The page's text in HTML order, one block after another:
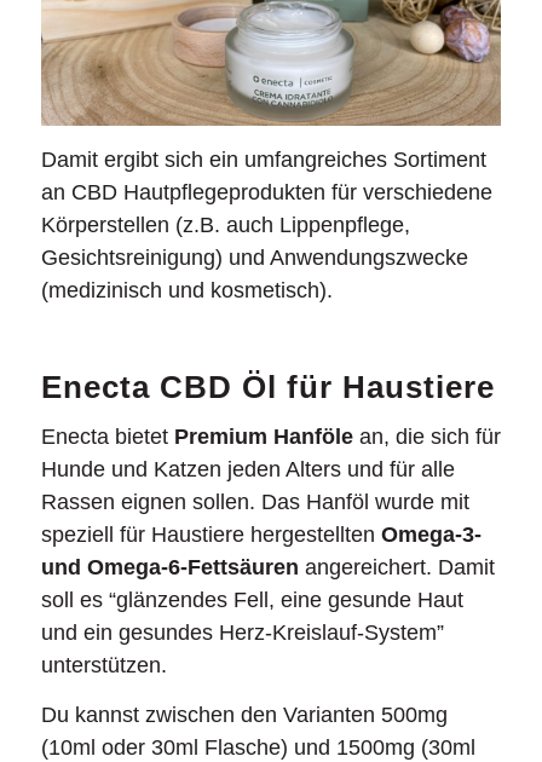
Damit ergibt sich ein umfangreiches Sortiment
an CBD Hautpflegeprodukten für verschiedene
Körperstellen (z.B. auch Lippenpflege,
Gesichtsreinigung) und Anwendungszwecke
(medizinisch und kosmetisch).
Enecta CBD Öl für Haustiere
Enecta bietet Premium Hanföle an, die sich für
Hunde und Katzen jeden Alters und für alle
Rassen eignen sollen. Das Hanföl wurde mit
speziell für Haustiere hergestellten Omega-3-
und Omega-6-Fettsäuren angereichert. Damit
soll es “glänzendes Fell, eine gesunde Haut
und ein gesundes Herz-Kreislauf-System”
unterstützen.
Du kannst zwischen den Varianten 500mg
(10ml oder 30ml Flasche) und 1500mg (30ml